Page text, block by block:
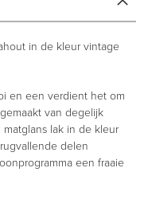
in de kleur vintage
en een verdient het om
van degelijk
lak in de kleur
delen
een fraaie